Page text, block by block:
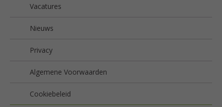
Vacatures
Nieuws
Privacy
Algemene Voorwaarden
Cookiebeleid